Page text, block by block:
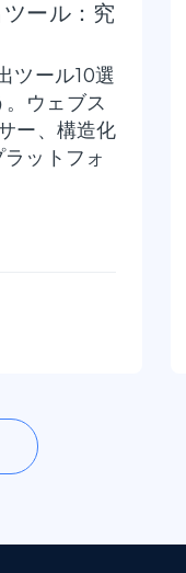
ール：究
ツール10選
ウェブス
ー、構造化
ットフォ